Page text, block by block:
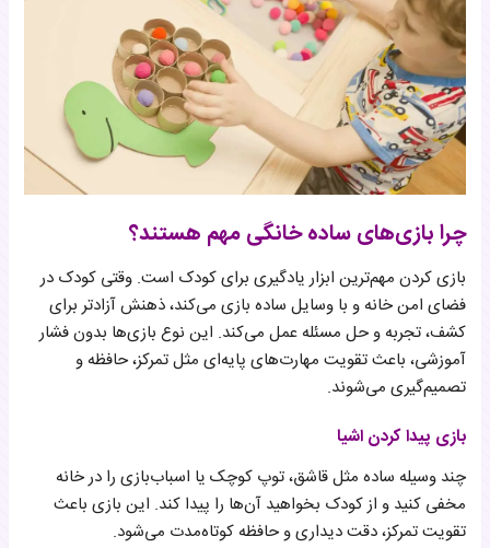
چرا بازی‌های ساده خانگی مهم هستند؟
بازی کردن مهم‌ترین ابزار یادگیری برای کودک است. وقتی کودک در
فضای امن خانه و با وسایل ساده بازی می‌کند، ذهنش آزادتر برای
کشف، تجربه و حل مسئله عمل می‌کند. این نوع بازی‌ها بدون فشار
آموزشی، باعث تقویت مهارت‌های پایه‌ای مثل تمرکز، حافظه و
تصمیم‌گیری می‌شوند.
بازی پیدا کردن اشیا
چند وسیله ساده مثل قاشق، توپ کوچک یا اسباب‌بازی را در خانه
مخفی کنید و از کودک بخواهید آن‌ها را پیدا کند. این بازی باعث
تقویت تمرکز، دقت دیداری و حافظه کوتاه‌مدت می‌شود.